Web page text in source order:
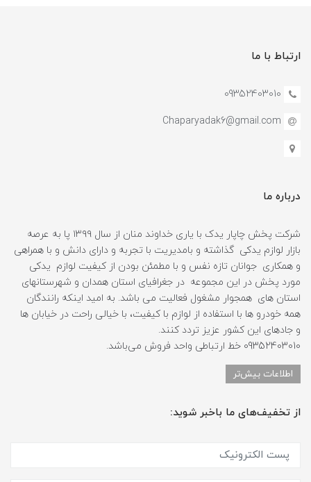
ارتباط با ما
09352403010
Chaparyadak6@gmail.com
درباره ما
شرکت پخش چاپار یدک با یاری خداوند منان از سال ۱۳۹۹ پا به عرصه
بازار لوازم یدکی گذاشته و بامدیریت با تجربه و دارای دانش و با همراهی
و همکاری جوانان تازه نفس و با مطمئن بودن از کیفیت لوازم یدکی
مورد پخش در این مجموعه در جغرافیای استان همدان و شهرستانهای
استان های همجوار مشغول فعالیت می باشد. به امید اینکه رانندگان
همه خودرو ها با استفاده از لوازم با کیفیت، با خیالی راحت در خیابان ها
و جادهای این کشور عزیز تردد کنند.
09352403010 خط ارتباطی واحد فروش می‌باشد.
اطلاعات بیش‌تر
از تخفیف‌های ما باخبر شوید: